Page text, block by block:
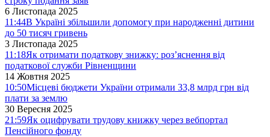
6 Листопада 2025
11:44В Україні збільшили допомогу при народженні дитини
до 50 тисяч гривень
3 Листопада 2025
11:18Як отримати податкову знижку: роз’яснення від
податкової служби Рівненщини
14 Жовтня 2025
10:50Місцеві бюджети України отримали 33,8 млрд грн від
плати за землю
30 Вересня 2025
21:59Як оцифрувати трудову книжку через вебпортал
Пенсійного фонду